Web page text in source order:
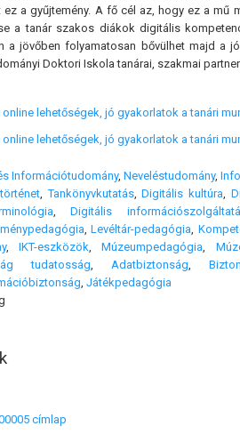
ez a gyűjtemény. A fő cél az, hogy ez a mű
a tanár szakos diákok digitális
a jövőben folyamatosan bővülhet majd a
Doktori Iskola tanárai, szakmai
lehetőségek, jó gyakorlatok a tanári
lehetőségek, jó gyakorlatok a tanári
Információtudomány, Neveléstudomány,
,Tankönyvkutatás,Digitális kultúra
,Digitális
,Levéltár-pedagógia
,IKT-eszközök ,Múzeumpedagógia
tudatosság Adatbiztonság ,
Játékpedagógia
címlap